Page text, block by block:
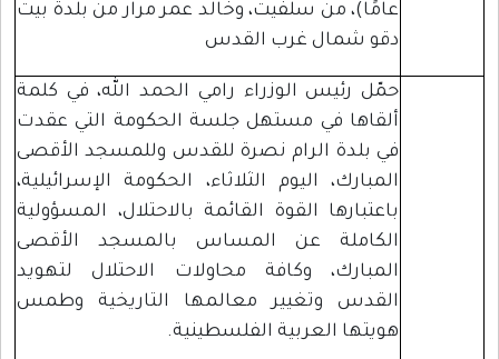
عامًا)، من سلفيت، وخالد عمر مرار من بلدة بيت
دقو شمال غرب القدس
حمّل رئيس الوزراء رامي الحمد الله، في كلمة
ألقاها في مستهل جلسة الحكومة التي عقدت
في بلدة الرام نصرة للقدس وللمسجد الأقصى
المبارك، اليوم الثلاثاء، الحكومة الإسرائيلية،
باعتبارها القوة القائمة بالاحتلال، المسؤولية
الكاملة عن المساس بالمسجد الأقصى
المبارك، وكافة محاولات الاحتلال لتهويد
القدس وتغيير معالمها التاريخية وطمس
هويتها العربية الفلسطينية.